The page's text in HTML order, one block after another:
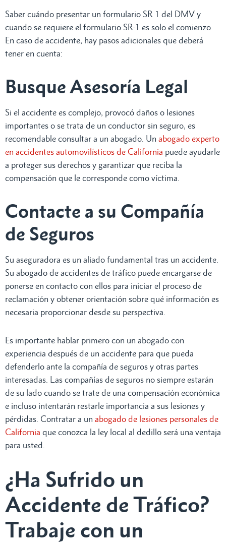
Saber cuándo presentar un formulario SR 1 del DMV y
cuando se requiere el formulario SR-1 es solo el comienzo.
En caso de accidente, hay pasos adicionales que deberá
tener en cuenta:
Busque Asesoría Legal
Si el accidente es complejo, provocó daños o lesiones
importantes o se trata de un conductor sin seguro, es
recomendable consultar a un abogado. Un abogado experto
en accidentes automovilísticos de California puede ayudarle
a proteger sus derechos y garantizar que reciba la
compensación que le corresponde como víctima.
Contacte a su Compañía
de Seguros
Su aseguradora es un aliado fundamental tras un accidente.
Su abogado de accidentes de tráfico puede encargarse de
ponerse en contacto con ellos para iniciar el proceso de
reclamación y obtener orientación sobre qué información es
necesaria proporcionar desde su perspectiva.
Es importante hablar primero con un abogado con
experiencia después de un accidente para que pueda
defenderlo ante la compañía de seguros y otras partes
interesadas. Las compañías de seguros no siempre estarán
de su lado cuando se trate de una compensación económica
e incluso intentarán restarle importancia a sus lesiones y
pérdidas. Contratar a un abogado de lesiones personales de
California que conozca la ley local al dedillo será una ventaja
para usted.
¿Ha Sufrido un
Accidente de Tráfico?
Trabaje con un